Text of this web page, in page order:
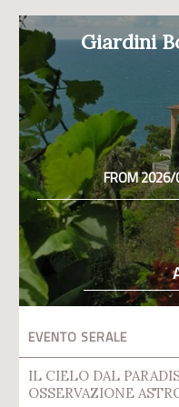
Giardini
FROM
EVENTO SERALE
IL CIELO DAL
OSSERVAZIONE